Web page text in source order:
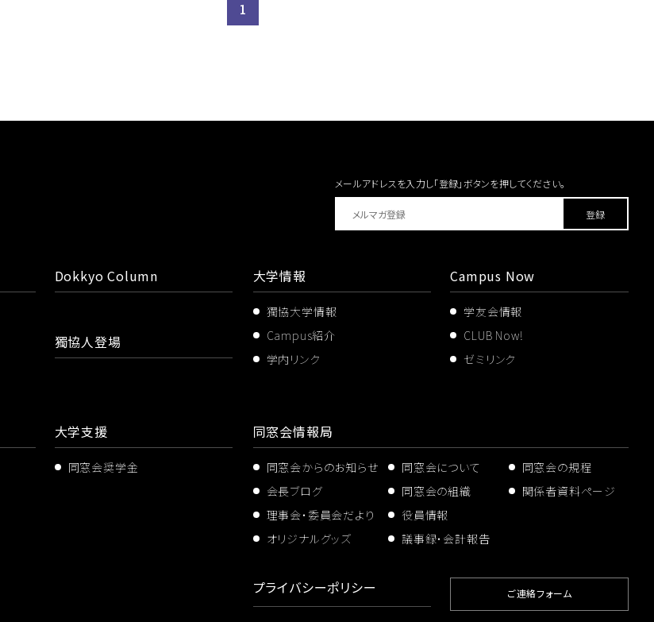
1
メールアドレスを入力し「登録」ボタンを押してください。
Dokkyo Column
獨協人登場
大学情報
獨協大学情報
Campus紹介
学内リンク
Campus Now
学友会情報
CLUB Now!
ゼミリンク
大学支援
同窓会奨学金
同窓会情報局
同窓会からのお知らせ
会長ブログ
理事会・委員会だより
オリジナルグッズ
同窓会について
同窓会の組織
役員情報
議事録・会計報告
同窓会の規程
関係者資料ページ
プライバシーポリシー ご連絡フォーム